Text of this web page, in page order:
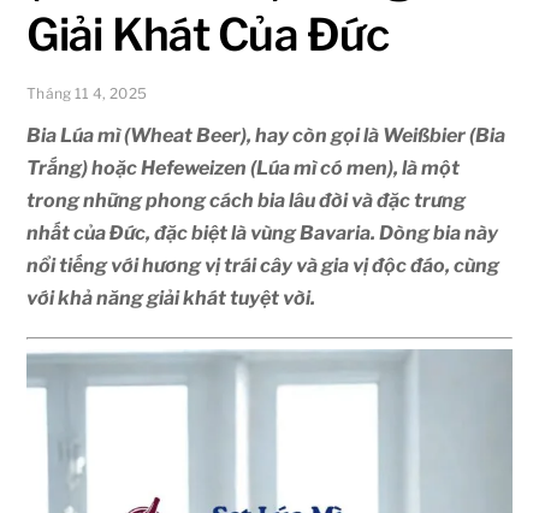
Giải Khát Của Đức
Tháng 11 4, 2025
Bia Lúa mì (Wheat Beer), hay còn gọi là Weißbier (Bia
Trắng) hoặc Hefeweizen (Lúa mì có men), là một
trong những phong cách bia lâu đời và đặc trưng
nhất của Đức, đặc biệt là vùng Bavaria. Dòng bia này
nổi tiếng với hương vị trái cây và gia vị độc đáo, cùng
với khả năng giải khát tuyệt vời.